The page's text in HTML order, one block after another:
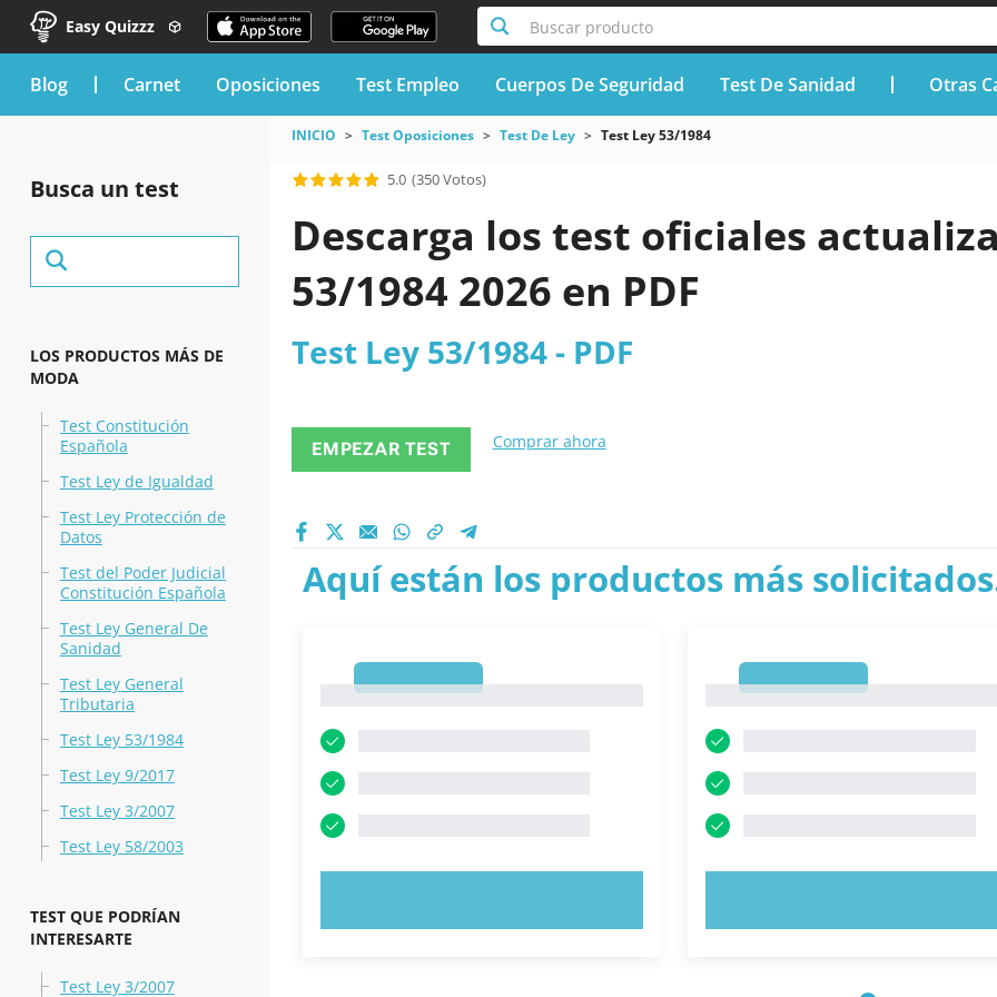
Easy Quizzz Buscar producto
blog Carnet Oposiciones Test Empleo Cuerpos De Seguridad Test De Sanidad Otras
Busca un test
LOS PRODUCTOS MÁS DE
MODA
Test Constitución
Española
Test Ley de Igualdad
Test Ley Protección de
Datos
Test del Poder Judicial
Constitución Española
Test Ley General De
Sanidad
Test Ley General
Tributaria
Test Ley 53/1984
Test Ley 9/2017
Test Ley 3/2007
Test Ley 58/2003
TEST QUE PODRÍAN
INTERESARTE
Test Ley 3/2007
INICIO Test Oposiciones Test De Ley Test Ley 53/1984
5.0 (350 Votos)
Descarga los test oficiales
53/1984 2026 en PDF
Test Ley 53/1984 - PDF
EMPEZAR TEST Comprar ahora
Aquí están los productos más